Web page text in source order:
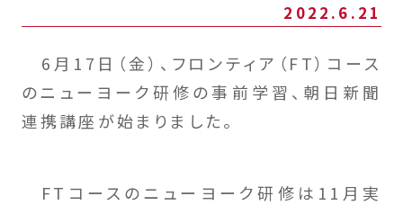
2022.6.21
6月17日（金）、フロンティア（FT）コース
のニューヨーク研修の事前学習、朝日新聞
連携講座が始まりました。
FTコースのニューヨーク研修は11月実